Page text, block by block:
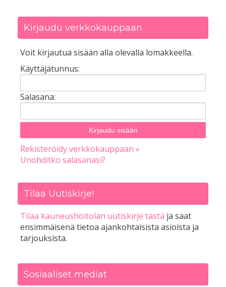
Kirjaudu verkkokauppaan
Voit kirjautua sisään alla olevalla lomakkeella.
Käyttäjätunnus:
Salasana:
Rekisteröidy verkkokauppaan »
Unohditko salasanasi?
Tilaa Uutiskirje!
Tilaa kauneushoitolan uutiskirje tästä ja saat
ensimmäisenä tietoa ajankohtaisista asioista ja
tarjouksista.
Sosiaaliset mediat